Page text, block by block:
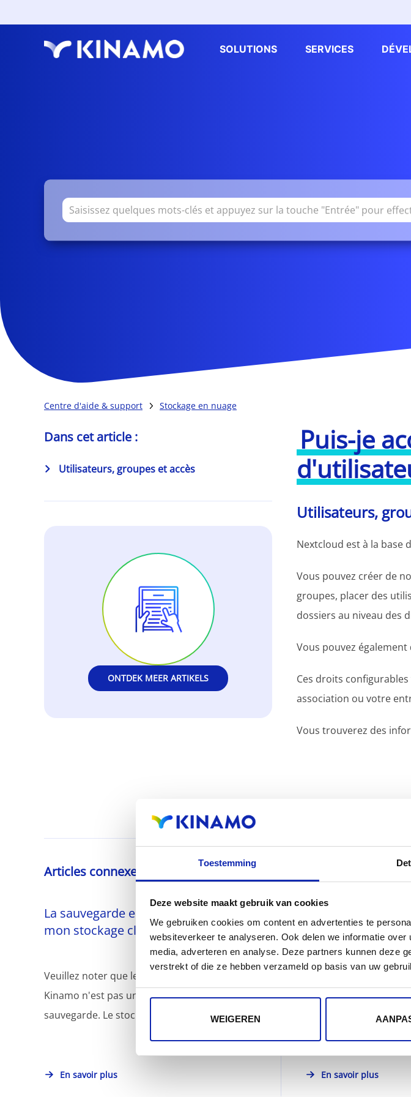
Toestemming
Deze website maakt gebruik van cookies
We gebruiken cookies om content en advertenties te
websiteverkeer te analyseren. Ook delen we informatie
media, adverteren en analyse. Deze partners kunnen deze
verstrekt of die ze hebben verzameld op basis van uw
WEIGEREN
SOLUTIONS SERVICES
Centre d'aide & support Stockage en nuage
Dans cet article :
Utilisateurs, groupes et accès
ONTDEK MEER ARTIKELS
Puis-je
Utilisateurs,
Nextcloud est à la base
Vous pouvez créer de
groupes, placer des
dossiers au niveau des
Vous pouvez
Ces droits
association ou votre
Vous trouverez des
Articles connexes
La sauvegarde est-elle incluse dans
mon stockage cloud?
Veuillez noter que le stockage sur le cloud de
Kinamo n'est pas une solution de
sauvegarde. Le stockage sur le...
En savoir plus
stockage pour
stockage cloud?
L'espace de stockage
En savoir plus